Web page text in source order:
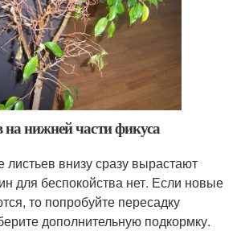
на нижней части фикуса
внизу сразу вырастают
для беспокойства нет. Если новые
то попробуйте пересадку
дополнительную подкормку.